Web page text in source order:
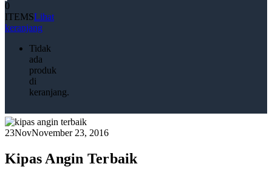
0
ITEMSLihat
keranjang
Tidak
ada
produk
di
keranjang.
23NovNovember 23, 2016
Kipas Angin Terbaik